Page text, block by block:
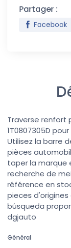
Partager :
Facebook
Traverse renfort
1T0807305D
Utilisez la barre
pièces
taper la marque
recherche de
référence en
pieces
búsqueda
dgjauto
Général